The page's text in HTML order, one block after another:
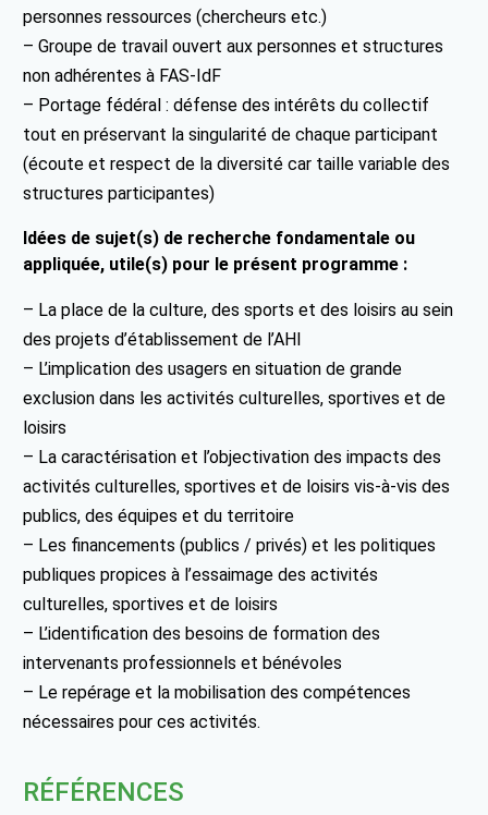
personnes ressources (chercheurs etc.)
– Groupe de travail ouvert aux personnes et structures
non adhérentes à FAS-IdF
– Portage fédéral : défense des intérêts du collectif
tout en préservant la singularité de chaque participant
(écoute et respect de la diversité car taille variable des
structures participantes)
Idées de sujet(s) de recherche fondamentale ou
appliquée, utile(s) pour le présent programme :
– La place de la culture, des sports et des loisirs au sein
des projets d’établissement de l’AHI
– L’implication des usagers en situation de grande
exclusion dans les activités culturelles, sportives et de
loisirs
– La caractérisation et l’objectivation des impacts des
activités culturelles, sportives et de loisirs vis-à-vis des
publics, des équipes et du territoire
– Les financements (publics / privés) et les politiques
publiques propices à l’essaimage des activités
culturelles, sportives et de loisirs
– L’identification des besoins de formation des
intervenants professionnels et bénévoles
– Le repérage et la mobilisation des compétences
nécessaires pour ces activités.
RÉFÉRENCES